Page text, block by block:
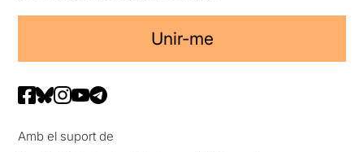
Unir-me
Amb el suport de